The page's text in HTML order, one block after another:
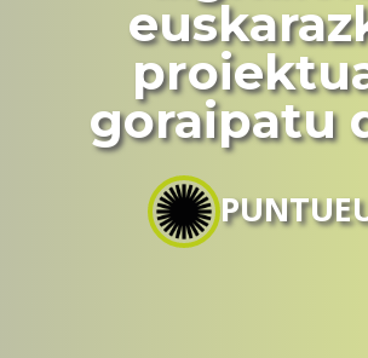
goraipatu